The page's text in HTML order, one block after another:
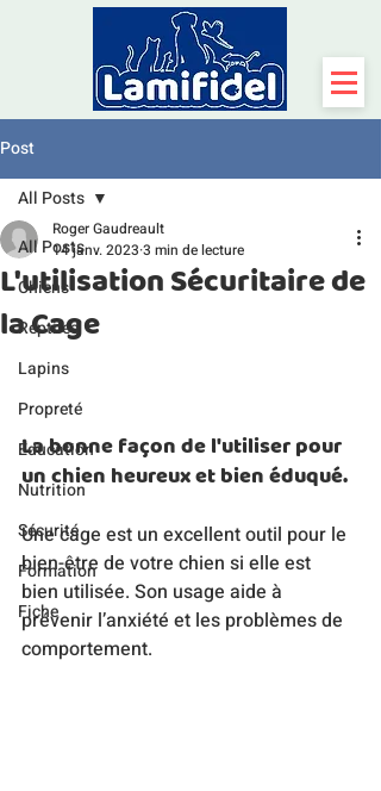
Post
All Posts
Chiens
Reptiles
Lapins
Propreté
Éducation
Nutrition
Sécurité
Formation
Fiche
All Posts
L'utilisation Sécuritaire de
la Cage
Roger Gaudreault
14 janv. 2023 3 min de lecture
La bonne façon de l'utiliser pour
un chien heureux et bien éduqué.
Une cage est un excellent outil pour le
bien-être de votre chien si elle est
bien utilisée. Son usage aide à
prévenir l’anxiété et les problèmes de
comportement.